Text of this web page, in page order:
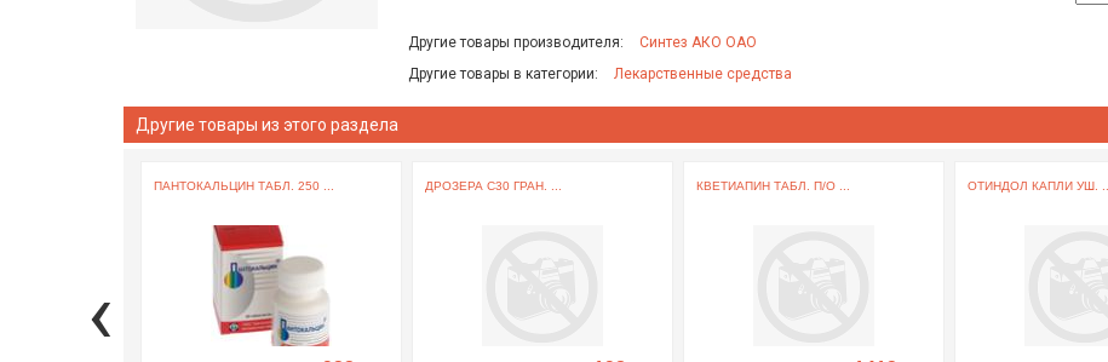
Другие товары производителя:
Синтез АКО ОАО
Другие товары в категории:
Лекарственные средства
Другие товары из этого раздела
ПАНТОКАЛЬЦИН ТАБЛ. 250 ... ДРОЗЕРА С30 ГРАН. ... КВЕТИАПИН ТАБЛ. П/О ... ОТИНДОЛ КАПЛИ УШ. ...
‹